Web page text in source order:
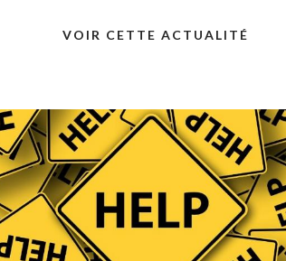
VOIR CETTE ACTUALITÉ